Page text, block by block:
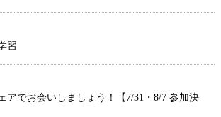
習
アでお会いしましょう！【7/31・8/7 参加決